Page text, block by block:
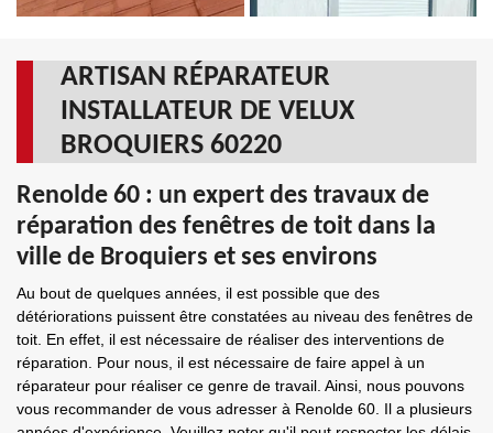
ARTISAN RÉPARATEUR
INSTALLATEUR DE VELUX
BROQUIERS 60220
Renolde 60 : un expert des travaux de
réparation des fenêtres de toit dans la
ville de Broquiers et ses environs
Au bout de quelques années, il est possible que des
détériorations puissent être constatées au niveau des fenêtres de
toit. En effet, il est nécessaire de réaliser des interventions de
réparation. Pour nous, il est nécessaire de faire appel à un
réparateur pour réaliser ce genre de travail. Ainsi, nous pouvons
vous recommander de vous adresser à Renolde 60. Il a plusieurs